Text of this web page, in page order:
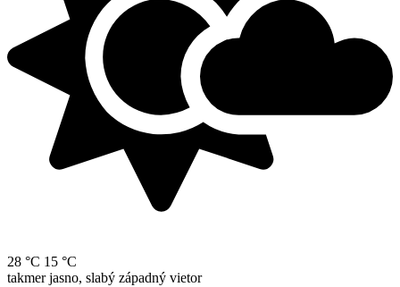
28 °C 15 °C
takmer jasno, slabý západný vietor